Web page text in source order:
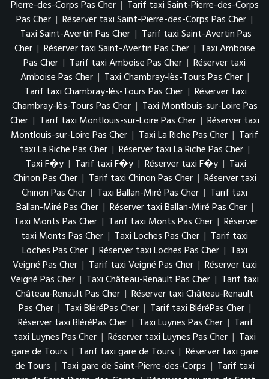
Pierre-des-Corps Pas Cher | Tarif taxi Saint-Pierre-des-Corps
Pas Cher | Réserver taxi Saint-Pierre-des-Corps Pas Cher |
Taxi Saint-Avertin Pas Cher | Tarif taxi Saint-Avertin Pas
Cher | Réserver taxi Saint-Avertin Pas Cher | Taxi Amboise
Pas Cher | Tarif taxi Amboise Pas Cher | Réserver taxi
Amboise Pas Cher | Taxi Chambray-lès-Tours Pas Cher |
Tarif taxi Chambray-lès-Tours Pas Cher | Réserver taxi
Chambray-lès-Tours Pas Cher | Taxi Montlouis-sur-Loire Pas
Cher | Tarif taxi Montlouis-sur-Loire Pas Cher | Réserver taxi
Montlouis-sur-Loire Pas Cher | Taxi La Riche Pas Cher | Tarif
taxi La Riche Pas Cher | Réserver taxi La Riche Pas Cher |
Taxi F�y | Tarif taxi F�y | Réserver taxi F�y | Taxi
Chinon Pas Cher | Tarif taxi Chinon Pas Cher | Réserver taxi
Chinon Pas Cher | Taxi Ballan-Miré Pas Cher | Tarif taxi
Ballan-Miré Pas Cher | Réserver taxi Ballan-Miré Pas Cher |
Taxi Monts Pas Cher | Tarif taxi Monts Pas Cher | Réserver
taxi Monts Pas Cher | Taxi Loches Pas Cher | Tarif taxi
Loches Pas Cher | Réserver taxi Loches Pas Cher | Taxi
Veigné Pas Cher | Tarif taxi Veigné Pas Cher | Réserver taxi
Veigné Pas Cher | Taxi Château-Renault Pas Cher | Tarif taxi
Château-Renault Pas Cher | Réserver taxi Château-Renault
Pas Cher | Taxi BléréPas Cher | Tarif taxi BléréPas Cher |
Réserver taxi BléréPas Cher | Taxi Luynes Pas Cher | Tarif
taxi Luynes Pas Cher | Réserver taxi Luynes Pas Cher | Taxi
gare de Tours | Tarif taxi gare de Tours | Réserver taxi gare
de Tours | Taxi gare de Saint-Pierre-des-Corps | Tarif taxi